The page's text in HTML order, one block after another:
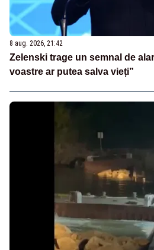
8 aug. 2026, 21:42
Zelenski trage un semnal de
voastre ar putea salva vieți”